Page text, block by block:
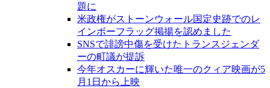
題に
米政権がストーンウォール国定史跡でのレ
インボーフラッグ掲揚を認めました
SNSで誹謗中傷を受けたトランスジェンダ
ーの町議が提訴
今年オスカーに輝いた唯一のクィア映画が5
月1日から上映